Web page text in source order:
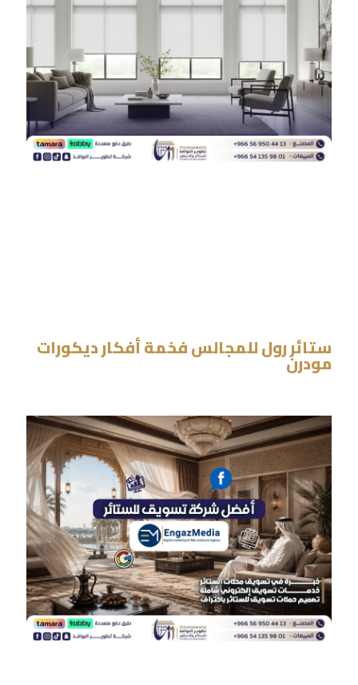
ستائر رول للمجالس فخمة أفكار ديكورات
مودرن